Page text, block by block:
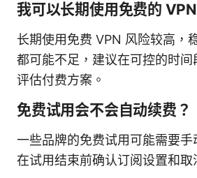
我可以长期使用免费的 VPN
长期使用免费 VPN 风险较高，
都可能不足，建议在可控的时
评估付费方案。
免费试用会不会自动续费？
一些品牌的免费试用可能需要
在试用结束前确认订阅设置和取